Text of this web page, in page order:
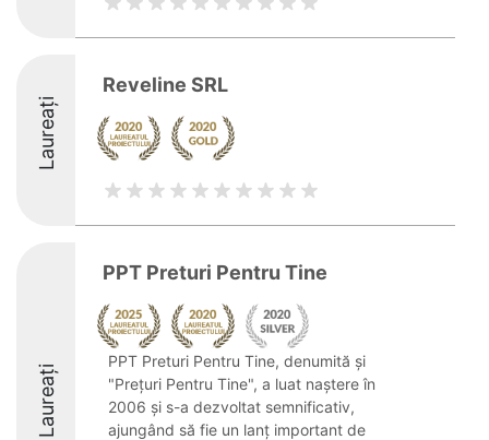
Laureați
Reveline SRL
Laureați
PPT Preturi Pentru Tine
PPT Preturi Pentru Tine, denumită și
"Prețuri Pentru Tine", a luat naștere în
2006 și s-a dezvoltat semnificativ,
ajungând să fie un lanț important de